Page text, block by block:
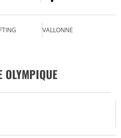
VALLONNE
OLYMPIQUE